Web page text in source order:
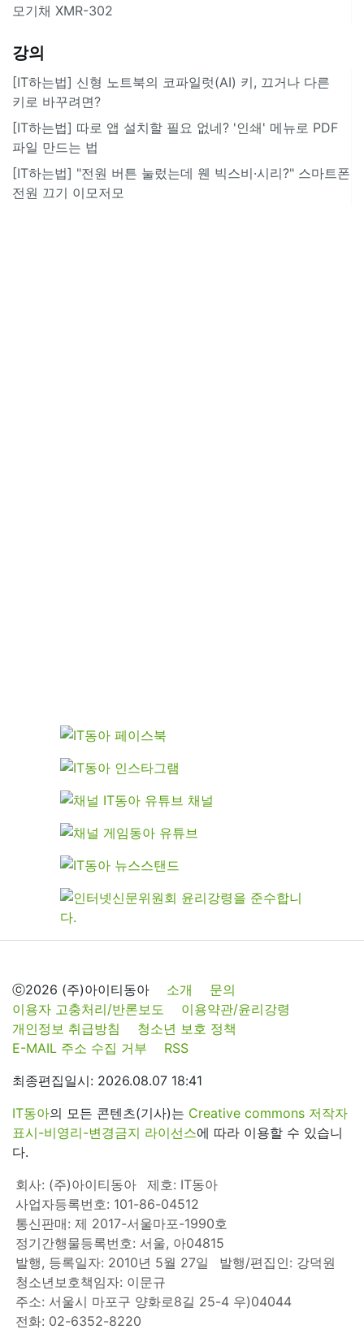
모기채 XMR-302
강의
[IT하는법] 신형 노트북의 코파일럿(AI) 키, 끄거나 다른
키로 바꾸려면?
[IT하는법] 따로 앱 설치할 필요 없네? '인쇄' 메뉴로 PDF
파일 만드는 법
[IT하는법] "전원 버튼 눌렀는데 웬 빅스비·시리?" 스마트폰
전원 끄기 이모저모
ⓒ2026 (주)아이티동아 소개
문의
이용자 고충처리/반론보도
이용약관/윤리강령
개인정보 취급방침
청소년 보호 정책
E-MAIL 주소 수집 거부
RSS
최종편집일시: 2026.08.07 18:41
IT동아의 모든 콘텐츠(기사)는 Creative commons 저작자
표시-비영리-변경금지 라이선스에 따라 이용할 수 있습니
다.
회사: (주)아이티동아
제호: IT동아
사업자등록번호: 101-86-04512
통신판매: 제 2017-서울마포-1990호
정기간행물등록번호: 서울, 아04815
발행, 등록일자: 2010년 5월 27일
발행/편집인: 강덕원
청소년보호책임자: 이문규
주소: 서울시 마포구 양화로8길 25-4 우)04044
전화: 02-6352-8220